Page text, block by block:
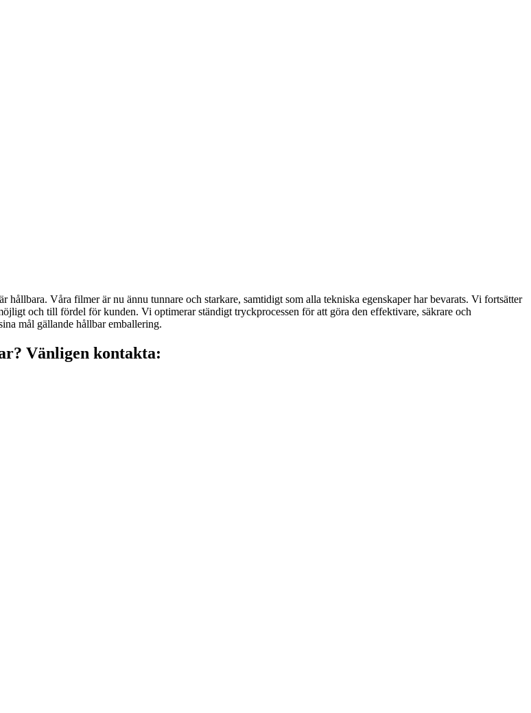
Våra filmer är nu ännu tunnare och starkare, samtidigt som alla tekniska egenskaper har bevarats. Vi fortsätter
och till fördel för kunden. Vi optimerar ständigt tryckprocessen för att göra den effektivare, säkrare och
mål gällande hållbar emballering.
Vänligen kontakta: